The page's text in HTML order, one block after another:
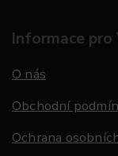
Informace pro
O nás
Obchodní
Ochrana